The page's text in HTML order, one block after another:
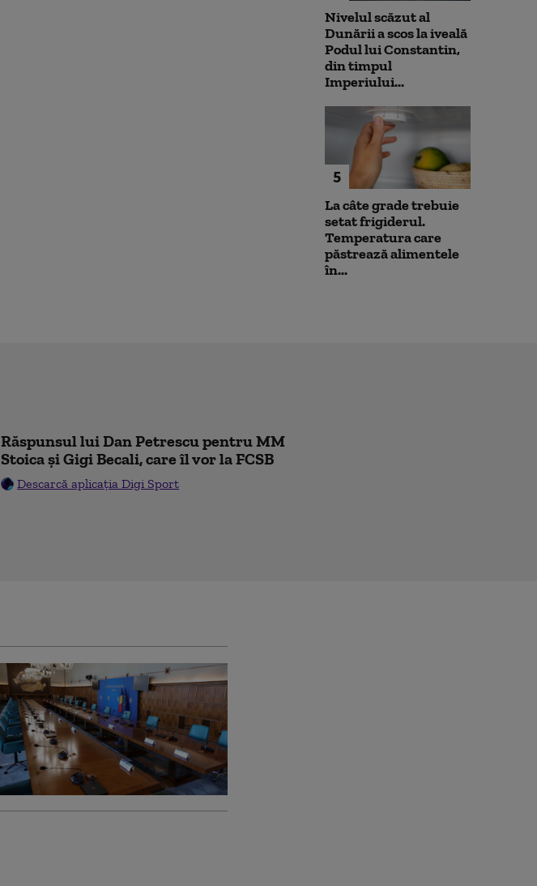
Nivelul scăzut al
Dunării a scos la iveală
Podul lui Constantin,
din timpul
Imperiului...
5
La câte grade trebuie
setat frigiderul.
Temperatura care
păstrează alimentele
în...
Răspunsul lui Dan Petrescu pentru MM
Stoica și Gigi Becali, care îl vor la FCSB
Descarcă aplicația Digi Sport